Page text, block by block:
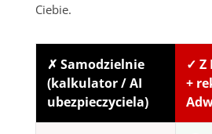
Ciebie.
✗ Samodzielnie
(kalkulator / AI
ubezpieczyciela)
✓ Z
+